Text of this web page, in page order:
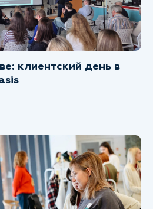
клиентский день в